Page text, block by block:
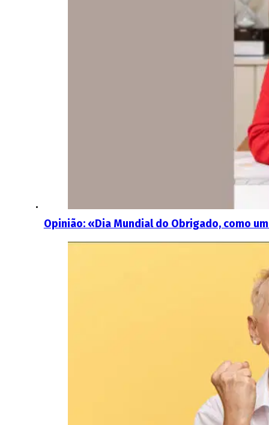
Opinião: «Dia Mundial do Obrigado, como